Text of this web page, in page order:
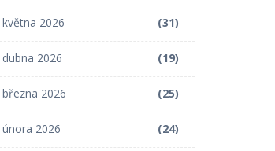
května 2026 (31)
dubna 2026 (19)
března 2026 (25)
února 2026 (24)